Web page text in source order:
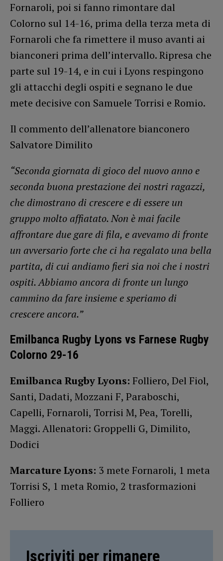
Fornaroli, poi si fanno rimontare dal
Colorno sul 14-16, prima della terza meta di
Fornaroli che fa rimettere il muso avanti ai
bianconeri prima dell’intervallo. Ripresa che
parte sul 19-14, e in cui i Lyons respingono
gli attacchi degli ospiti e segnano le due
mete decisive con Samuele Torrisi e Romio.
Il commento dell’allenatore bianconero
Salvatore Dimilito
“Seconda giornata di gioco del nuovo anno e
seconda buona prestazione dei nostri ragazzi,
che dimostrano di crescere e di essere un
gruppo molto affiatato. Non è mai facile
affrontare due gare di fila, e avevamo di fronte
un avversario forte che ci ha regalato una bella
partita, di cui andiamo fieri sia noi che i nostri
ospiti. Abbiamo ancora di fronte un lungo
cammino da fare insieme e speriamo di
crescere ancora.”
Emilbanca Rugby Lyons vs Farnese Rugby
Colorno 29-16
Emilbanca Rugby Lyons: Folliero, Del Fiol,
Santi, Dadati, Mozzani F, Paraboschi,
Capelli, Fornaroli, Torrisi M, Pea, Torelli,
Maggi. Allenatori: Groppelli G, Dimilito,
Dodici
Marcature Lyons: 3 mete Fornaroli, 1 meta
Torrisi S, 1 meta Romio, 2 trasformazioni
Folliero
Iscriviti per rimanere